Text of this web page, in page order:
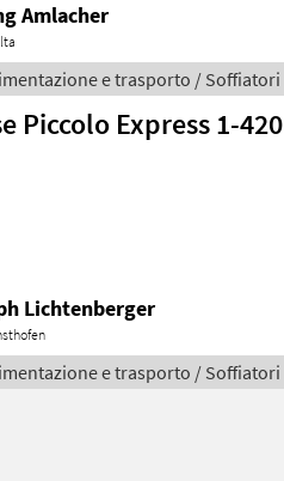
Amlacher
e trasporto / Soffiatori
Piccolo Express 1-420
Lichtenberger
e trasporto / Soffiatori